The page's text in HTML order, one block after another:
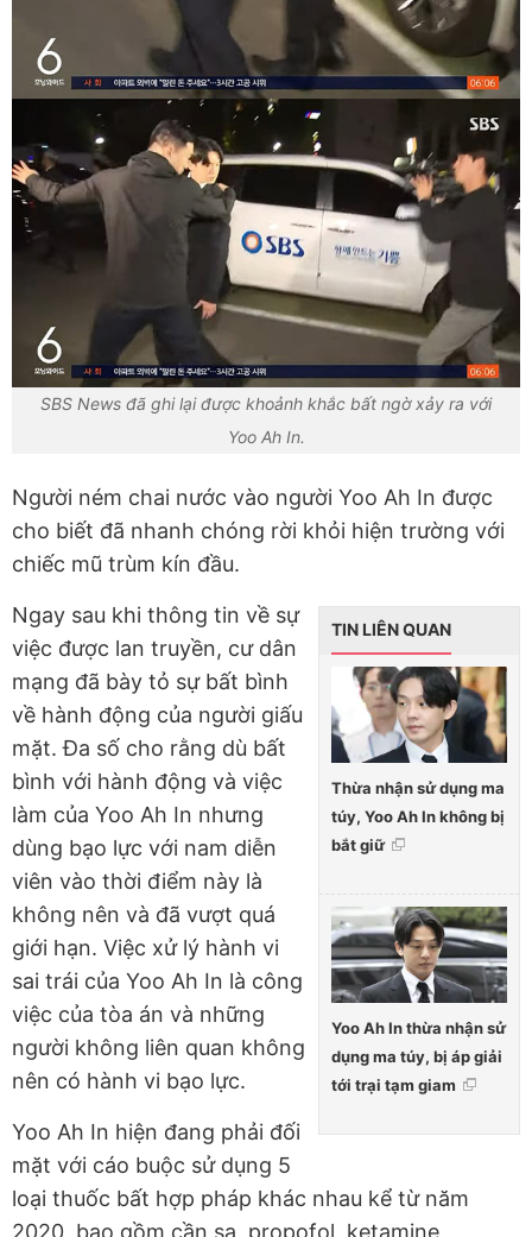
SBS News đã ghi lại được khoảnh khắc bất ngờ xảy ra với
Yoo Ah In.
Người ném chai nước vào người Yoo Ah In được
cho biết đã nhanh chóng rời khỏi hiện trường với
chiếc mũ trùm kín đầu.
TIN LIÊN QUAN
Thừa nhận sử dụng ma
túy, Yoo Ah In không bị
bắt giữ
Yoo Ah In thừa nhận sử
dụng ma túy, bị áp giải
tới trại tạm giam
Ngay sau khi thông tin về sự
việc được lan truyền, cư dân
mạng đã bày tỏ sự bất bình
về hành động của người giấu
mặt. Đa số cho rằng dù bất
bình với hành động và việc
làm của Yoo Ah In nhưng
dùng bạo lực với nam diễn
viên vào thời điểm này là
không nên và đã vượt quá
giới hạn. Việc xử lý hành vi
sai trái của Yoo Ah In là công
việc của tòa án và những
người không liên quan không
nên có hành vi bạo lực.
Yoo Ah In hiện đang phải đối
mặt với cáo buộc sử dụng 5
loại thuốc bất hợp pháp khác nhau kể từ năm
2020, bao gồm cần sa, propofol, ketamine,